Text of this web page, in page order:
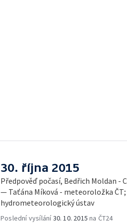
30. října 2015
Předpověď počasí, Bedřich Moldan
— Taťána Míková - meteoroložka
hydrometeorologický ústav
Poslední vysílání30. 10. 2015 na ČT24